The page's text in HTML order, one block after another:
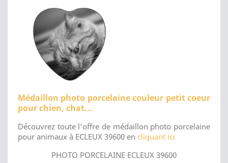
Médaillon photo porcelaine couleur petit coeur
pour chien, chat...
Découvrez toute l'offre de médaillon photo porcelaine
pour animaux à ECLEUX 39600 en cliquant ici
PHOTO PORCELAINE ECLEUX 39600